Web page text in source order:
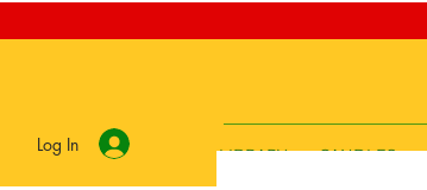
Log In LIBRARY CANDLES